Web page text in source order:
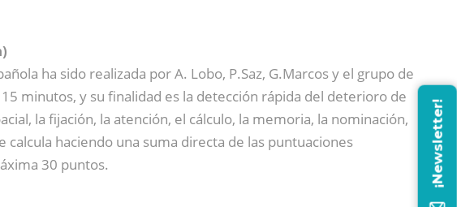
ha sido realizada por A. Lobo, P.Saz, G.Marcos y el grupo de
minutos, y su finalidad es la detección rápida del deterioro de
la fijación, la atención, el cálculo, la memoria, la nominación,
haciendo una suma directa de las puntuaciones
30 puntos.
¡Newsletter!